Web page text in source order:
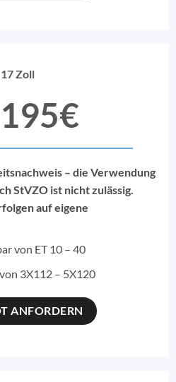
17 Zoll
– die Verwendung
StVZO ist nicht zulässig.
auf eigene
von ET 10 – 40
3X112 – 5X120
ANFORDERN